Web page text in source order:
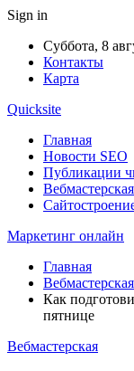
Sign in
Суббота, 8
Контакты
Карта
Quicksite
Главная
Новости SEO
Публикации
Вебмастерская
Маркетинг онлайн
Главная
Вебмастерская
Как
пятнице
Вебмастерская